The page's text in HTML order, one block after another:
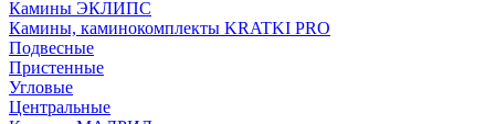
Камины ЭКЛИПС
Камины, каминокомплекты KRATKI PRO
Подвесные
Пристенные
Угловые
Центральные